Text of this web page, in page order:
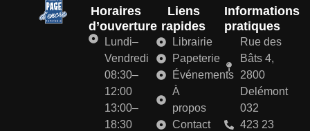
Horaires
d’ouverture
Lundi–
Vendredi
08:30–
12:00
13:00–
18:30
Liens
rapides
Librairie
Papeterie
Événements
À
propos
Contact
Informations
pratiques
Rue des
Bâts 4,
2800
Delémont
032
423 23